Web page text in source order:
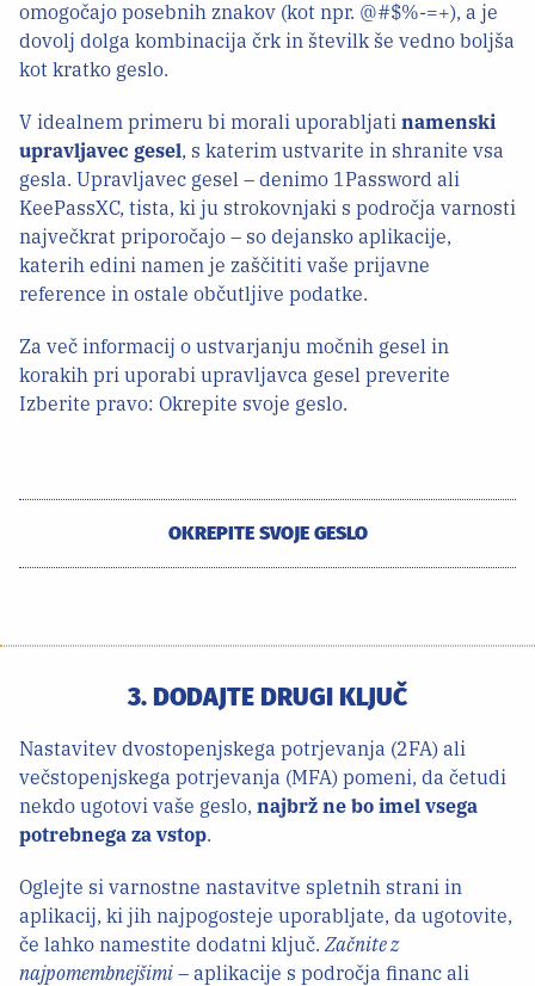
omogočajo posebnih znakov (kot npr. @#$%-=+), a je
dovolj dolga kombinacija črk in številk še vedno boljša
kot kratko geslo.
V idealnem primeru bi morali uporabljati namenski
upravljavec gesel, s katerim ustvarite in shranite vsa
gesla. Upravljavec gesel – denimo 1Password ali
KeePassXC, tista, ki ju strokovnjaki s področja varnosti
največkrat priporočajo – so dejansko aplikacije,
katerih edini namen je zaščititi vaše prijavne
reference in ostale občutljive podatke.
Za več informacij o ustvarjanju močnih gesel in
korakih pri uporabi upravljavca gesel preverite
Izberite pravo: Okrepite svoje geslo.
OKREPITE SVOJE GESLO
3. DODAJTE DRUGI KLJUČ
Nastavitev dvostopenjskega potrjevanja (2FA) ali
večstopenjskega potrjevanja (MFA) pomeni, da četudi
nekdo ugotovi vaše geslo, najbrž ne bo imel vsega
potrebnega za vstop.
Oglejte si varnostne nastavitve spletnih strani in
aplikacij, ki jih najpogosteje uporabljate, da ugotovite,
če lahko namestite dodatni ključ.Začnite z
najpomembnejšimi – aplikacije s področja financ ali